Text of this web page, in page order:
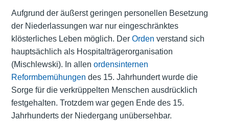
Aufgrund der äußerst geringen personellen Besetzung
der Niederlassungen war nur eingeschränktes
klösterliches Leben möglich. Der Orden verstand sich
hauptsächlich als Hospitalträgerorganisation
(Mischlewski). In allen ordensinternen
Reformbemühungen des 15. Jahrhundert wurde die
Sorge für die verkrüppelten Menschen ausdrücklich
festgehalten. Trotzdem war gegen Ende des 15.
Jahrhunderts der Niedergang unübersehbar.